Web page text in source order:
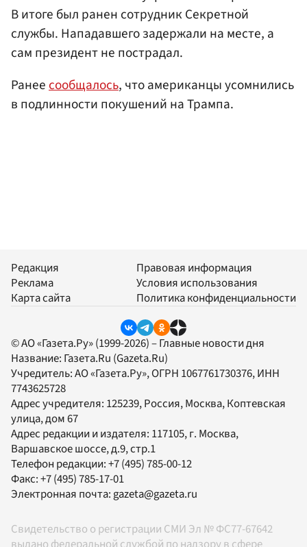
В итоге был ранен сотрудник Секретной
службы. Нападавшего задержали на месте, а
сам президент не пострадал.
Ранеесообщалось, что американцы усомнились
в подлинности покушений на Трампа.
Редакция
Реклама
Карта сайта
Правовая информация
Условия использования
Политика конфиденциальности
© АО «Газета.Ру» (1999-2026) – Главные новости дня
Название: Газета.Ru (Gazeta.Ru)
Учредитель:АО «Газета.Ру», ОГРН 1067761730376, ИНН
7743625728
Адрес учредителя: 125239, Россия, Москва, Коптевская
улица, дом 67
Адрес редакции и издателя: 117105, г. Москва,
Варшавское шоссе, д.9, стр.1
Телефон редакции:+7 (495) 785-00-12
Факс:+7 (495) 785-17-01
Электронная почта:gazeta@gazeta.ru
Свидетельство о регистрации СМИ Эл № ФС77-67642